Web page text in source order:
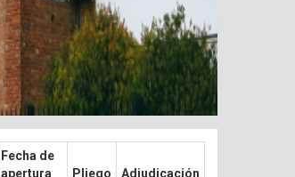
Fecha de
apertura
Pliego Adjudicación